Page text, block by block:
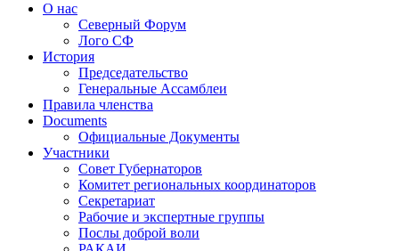
О нас
Северный Форум
Лого СФ
История
Председательство
Генеральные Ассамблеи
Правила членства
Documents
Официальные Документы
Участники
Совет Губернаторов
Комитет региональных координаторов
Секретариат
Рабочие и экспертные группы
Послы доброй воли